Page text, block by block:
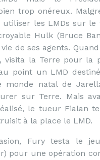
trop onéreux.
utiliser les LMDs sur le
Hulk (Bruce
de ses agents.
visita la Terre pour la
point un LMD
monde natal de
sur Terre. Mais
le tueur Fialan
à la place le LMD.
Fury testa le
pour une opération